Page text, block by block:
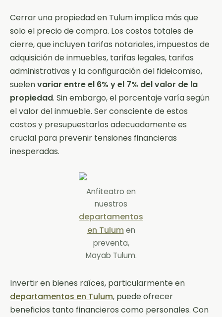
Cerrar una propiedad en Tulum implica más que
solo el precio de compra. Los costos totales de
cierre, que incluyen tarifas notariales, impuestos de
adquisición de inmuebles, tarifas legales, tarifas
administrativas y la configuración del fideicomiso,
suelenvariar entre el 6% y el 7% del valor de la
propiedad. Sin embargo, el porcentaje varía según
el valor del inmueble. Ser consciente de estos
costos y presupuestarlos adecuadamente es
crucial para prevenir tensiones financieras
inesperadas.
Anfiteatro en
nuestros
departamentos
en Tulum en
preventa,
Mayab Tulum.
Invertir en bienes raíces, particularmente en
departamentos en Tulum, puede ofrecer
beneficios tanto financieros como personales. Con